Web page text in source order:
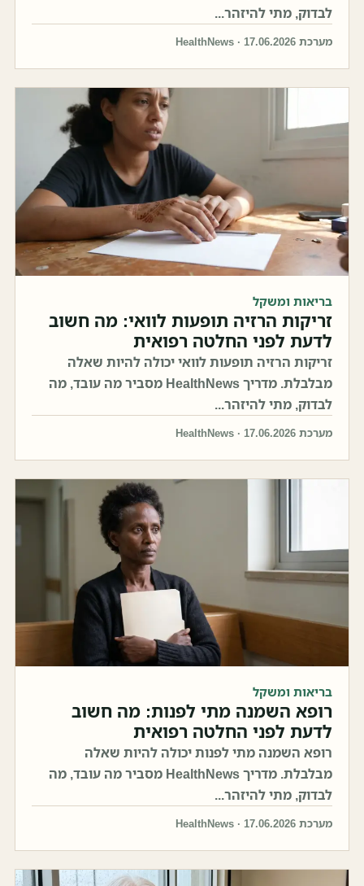
לבדוק, מתי להיזהר...
מערכת HealthNews · 17.06.2026
בריאות ומשקל
זריקות הרזיה תופעות לוואי: מה חשוב
לדעת לפני החלטה רפואית
זריקות הרזיה תופעות לוואי יכולה להיות שאלה
מבלבלת. מדריך HealthNews מסביר מה עובד, מה
לבדוק, מתי להיזהר...
מערכת HealthNews · 17.06.2026
בריאות ומשקל
רופא השמנה מתי לפנות: מה חשוב
לדעת לפני החלטה רפואית
רופא השמנה מתי לפנות יכולה להיות שאלה
מבלבלת. מדריך HealthNews מסביר מה עובד, מה
לבדוק, מתי להיזהר...
מערכת HealthNews · 17.06.2026